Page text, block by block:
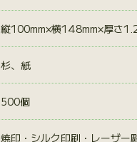
縦100mm×横148mm×厚さ
杉、紙
500個
焼印・シルク印刷・レーザー